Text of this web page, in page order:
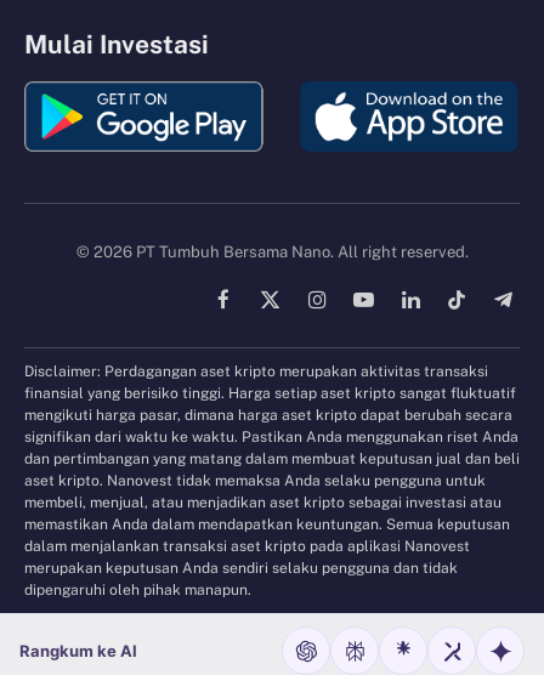
Mulai Investasi
© 2026 PT Tumbuh Bersama Nano. All right reserved.
Facebook
X
InstagramYouTubeLinkedInTikTok
Disclaimer: Perdagangan aset kripto merupakan aktivitas transaksi
finansial yang berisiko tinggi. Harga setiap aset kripto sangat fluktuatif
mengikuti harga pasar, dimana harga aset kripto dapat berubah secara
signifikan dari waktu ke waktu. Pastikan Anda menggunakan riset Anda
dan pertimbangan yang matang dalam membuat keputusan jual dan beli
aset kripto. Nanovest tidak memaksa Anda selaku pengguna untuk
membeli, menjual, atau menjadikan aset kripto sebagai investasi atau
memastikan Anda dalam mendapatkan keuntungan. Semua keputusan
dalam menjalankan transaksi aset kripto pada aplikasi Nanovest
merupakan keputusan Anda sendiri selaku pengguna dan tidak
dipengaruhi oleh pihak manapun.
Rangkum ke AI